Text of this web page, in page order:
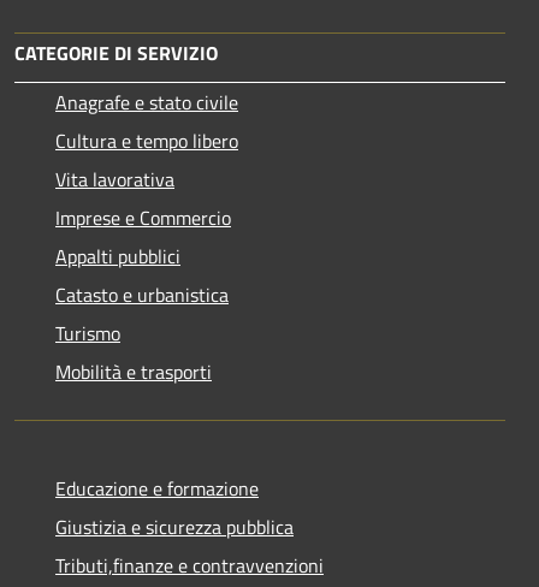
CATEGORIE DI SERVIZIO
Anagrafe e stato civile
Cultura e tempo libero
Vita lavorativa
Imprese e Commercio
Appalti pubblici
Catasto e urbanistica
Turismo
Mobilità e trasporti
Educazione e formazione
Giustizia e sicurezza pubblica
Tributi,finanze e contravvenzioni